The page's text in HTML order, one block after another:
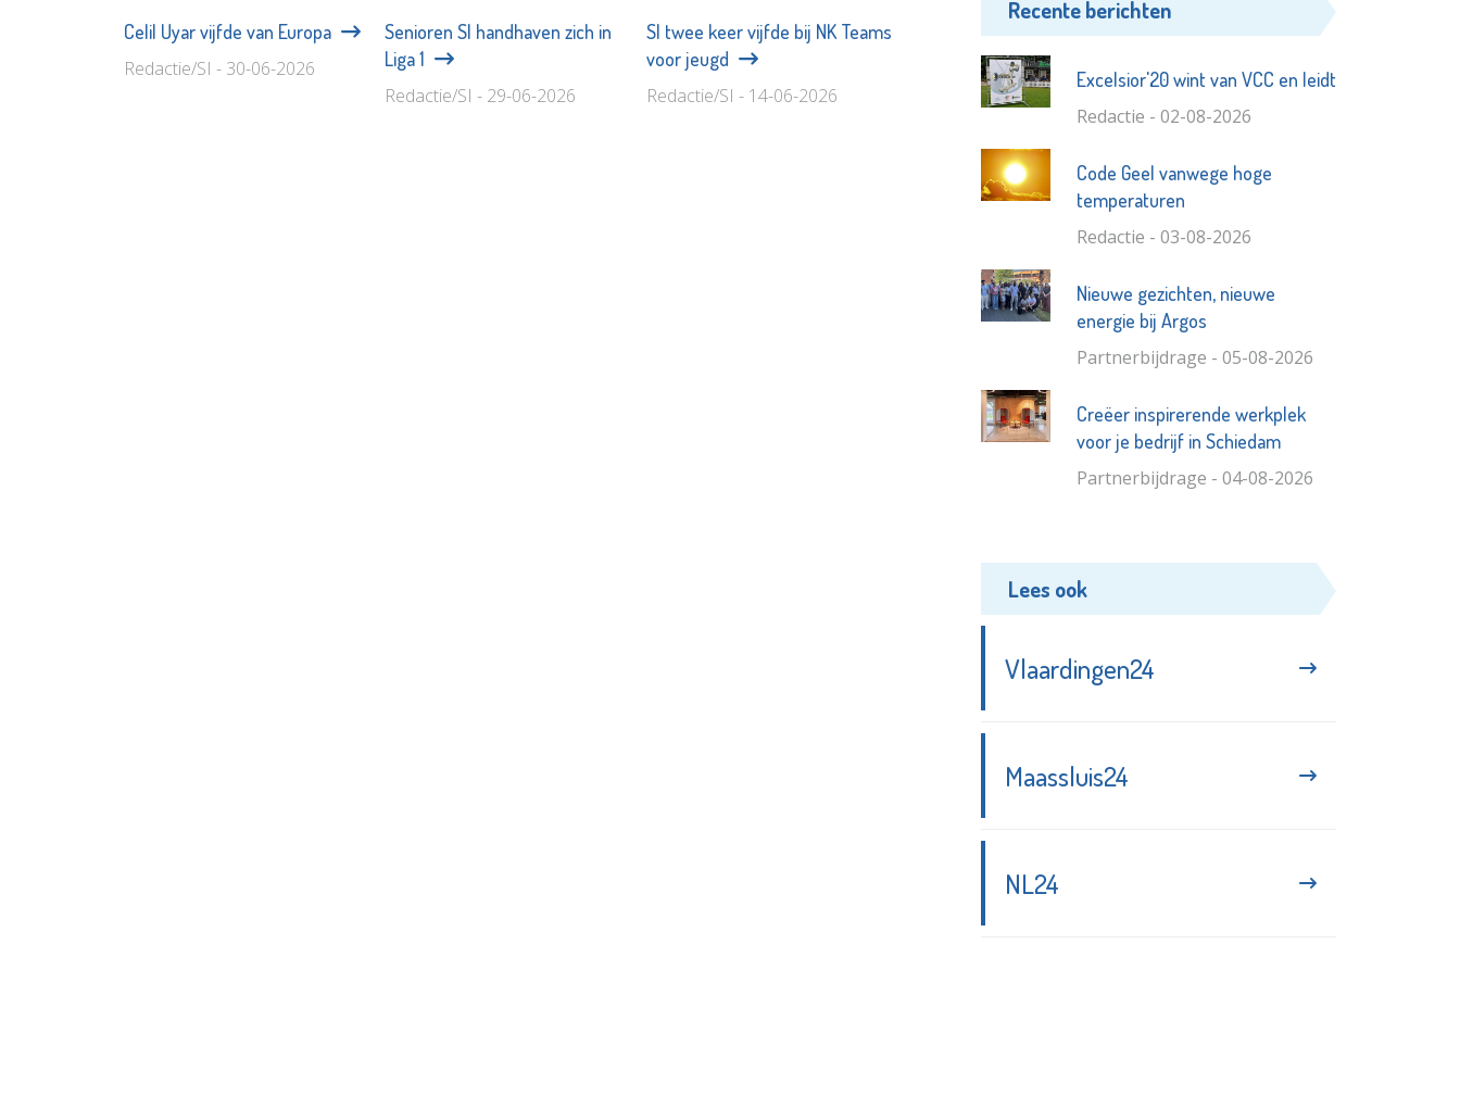
Celil Uyar vijfde van Europa
Redactie/SI - 30-06-2026
Senioren SI handhaven zich in
Liga 1
Redactie/SI - 29-06-2026
SI twee keer vijfde bij NK Teams
voor jeugd
Redactie/SI - 14-06-2026
Recente berichten
Excelsior'20 wint van VCC en leidt
Redactie - 02-08-2026
Code Geel vanwege hoge
temperaturen
Redactie - 03-08-2026
Nieuwe gezichten, nieuwe
energie bij Argos
Partnerbijdrage - 05-08-2026
Creëer inspirerende werkplek
voor je bedrijf in Schiedam
Partnerbijdrage - 04-08-2026
Lees ook
Vlaardingen24
Maassluis24
NL24